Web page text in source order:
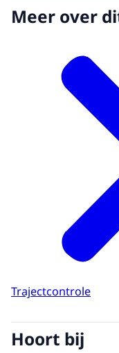
Meer over
Trajectcontrole
Hoort bij